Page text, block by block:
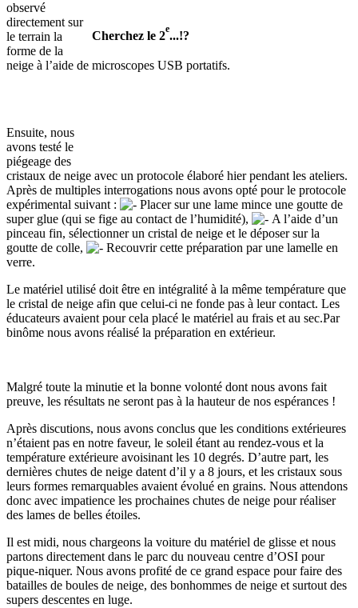
Cherchez le 2e...!?
observé
directement sur
le terrain la
forme de la
neige à l’aide de microscopes USB portatifs.
Ensuite, nous
avons testé le
piégeage des
cristaux de neige avec un protocole élaboré hier pendant les ateliers.
Après de multiples interrogations nous avons opté pour le protocole
expérimental suivant :
Placer sur une lame mince une goutte de
super glue (qui se fige au contact de l’humidité),
A l’aide d’un
pinceau fin, sélectionner un cristal de neige et le déposer sur la
goutte de colle,
Recouvrir cette préparation par une lamelle en
verre.
Le matériel utilisé doit être en intégralité à la même température que
le cristal de neige afin que celui-ci ne fonde pas à leur contact. Les
éducateurs avaient pour cela placé le matériel au frais et au sec.Par
binôme nous avons réalisé la préparation en extérieur.
Malgré toute la minutie et la bonne volonté dont nous avons fait
preuve, les résultats ne seront pas à la hauteur de nos espérances !
Après discutions, nous avons conclus que les conditions extérieures
n’étaient pas en notre faveur, le soleil étant au rendez-vous et la
température extérieure avoisinant les 10 degrés. D’autre part, les
dernières chutes de neige datent d’il y a 8 jours, et les cristaux sous
leurs formes remarquables avaient évolué en grains. Nous attendons
donc avec impatience les prochaines chutes de neige pour réaliser
des lames de belles étoiles.
Il est midi, nous chargeons la voiture du matériel de glisse et nous
partons directement dans le parc du nouveau centre d’OSI pour
pique-niquer. Nous avons profité de ce grand espace pour faire des
batailles de boules de neige, des bonhommes de neige et surtout des
supers descentes en luge.